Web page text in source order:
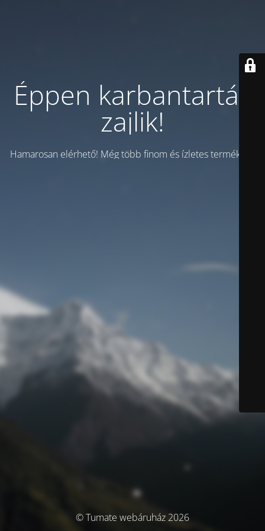
Éppen karbantartás
zajlik!
Hamarosan elérhető! Még több finom és ízletes termékkel!
© Tumate webáruház 2026